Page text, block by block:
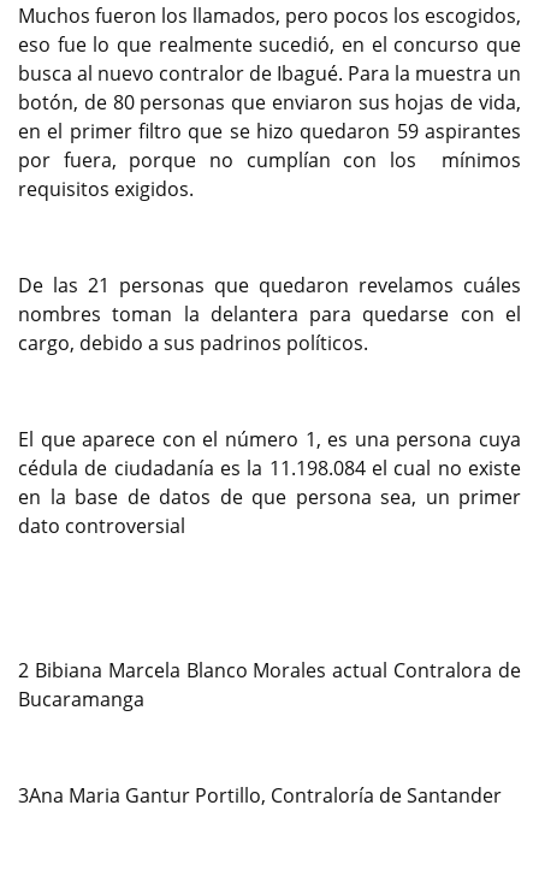
Muchos fueron los llamados, pero pocos los escogidos,
eso fue lo que realmente sucedió, en el concurso que
busca al nuevo contralor de Ibagué. Para la muestra un
botón, de 80 personas que enviaron sus hojas de vida,
en el primer filtro que se hizo quedaron 59 aspirantes
por fuera, porque no cumplían con los mínimos
requisitos exigidos.
De las 21 personas que quedaron revelamos cuáles
nombres toman la delantera para quedarse con el
cargo, debido a sus padrinos políticos.
El que aparece con el número 1, es una persona cuya
cédula de ciudadanía es la 11.198.084 el cual no existe
en la base de datos de que persona sea, un primer
dato controversial
2 Bibiana Marcela Blanco Morales actual Contralora de
Bucaramanga
3Ana Maria Gantur Portillo, Contraloría de Santander